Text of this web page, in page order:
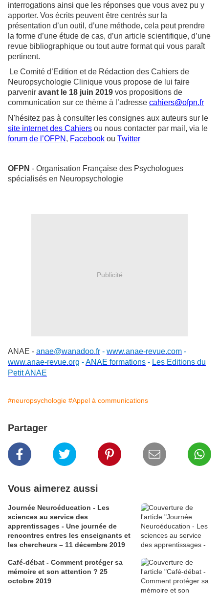
interrogations ainsi que les réponses que vous avez pu y
apporter. Vos écrits peuvent être centrés sur la
présentation d’un outil, d’une méthode, cela peut prendre
la forme d’une étude de cas, d’un article scientifique, d’une
revue bibliographique ou tout autre format qui vous paraît
pertinent.
Le Comité d’Edition et de Rédaction des Cahiers de
Neuropsychologie Clinique vous propose de lui faire
parvenir avant le 18 juin 2019 vos propositions de
communication sur ce thème à l’adresse cahiers@ofpn.fr
N'hésitez pas à consulter les consignes aux auteurs sur le
site internet des Cahiers ou nous contacter par mail, via le
forum de l’OFPN , Facebook ou Twitter
OFPN - Organisation Française des Psychologues
spécialisés en Neuropsychologie
Publicité
ANAE - anae@wanadoo.fr - www.anae-revue.com -
www.anae-revue.org -ANAE formations - Les Editions du
Petit ANAE
#neuropsychologie #Appel à communications
Partager
Vous aimerez aussi
Journée Neuroéducation - Les
sciences au service des
apprentissages - Une journée de
rencontres entres les enseignants et
les chercheurs – 11 décembre 2019
Café-débat - Comment protéger sa
mémoire et son attention ? 25
octobre 2019